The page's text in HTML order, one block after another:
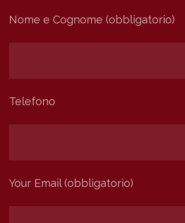
Nome e Cognome (obbligatorio)
Telefono
Your Email (obbligatorio)